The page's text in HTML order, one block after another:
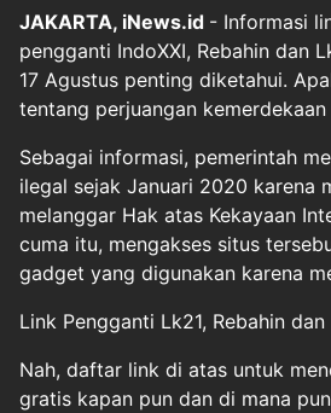
JAKARTA, iNews.id - Informasi
pengganti IndoXXI, Rebahin dan
17 Agustus penting diketahui.
tentang perjuangan
Sebagai informasi, pemerintah
ilegal sejak Januari 2020 karena
melanggar Hak atas Kekayaan
cuma itu, mengakses situs
gadget yang digunakan karena
Link Pengganti Lk21, Rebahin dan
Nah, daftar link di atas untuk
gratis kapan pun dan di mana